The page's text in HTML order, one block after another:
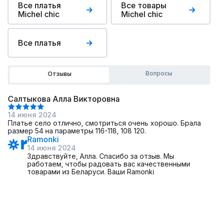
Все платья
Michel chic
Все товары
Michel chic
Все платья
Отзывы Вопросы
Салтыкова Алла Викторовна
14 июня 2024
Платье село отлично, смотриться очень хорошо. Брала
размер 54 на параметры 116-118, 108 120.
Ramonki
14 июня 2024
Здравствуйте, Алла. Спасибо за отзыв. Мы
работаем, чтобы радовать вас качественными
товарами из Беларуси. Ваши Ramonki